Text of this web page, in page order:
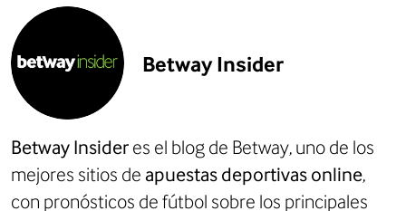
Betway Insider
Betway Insideres el blog de Betway, uno de los
mejores sitios deapuestas deportivas online,
con pronósticos de fútbol sobre los principales